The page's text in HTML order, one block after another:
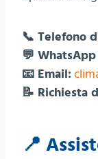
📞 Telefono
💬
📧 Email:
📝 Richiesta
📍